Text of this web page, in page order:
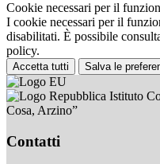
Cookie necessari per il
I cookie necessari per il
disabilitati. È possibile
policy.
Accetta tutti Salva le
Istituto
Cosa, Arzino”
Contatti